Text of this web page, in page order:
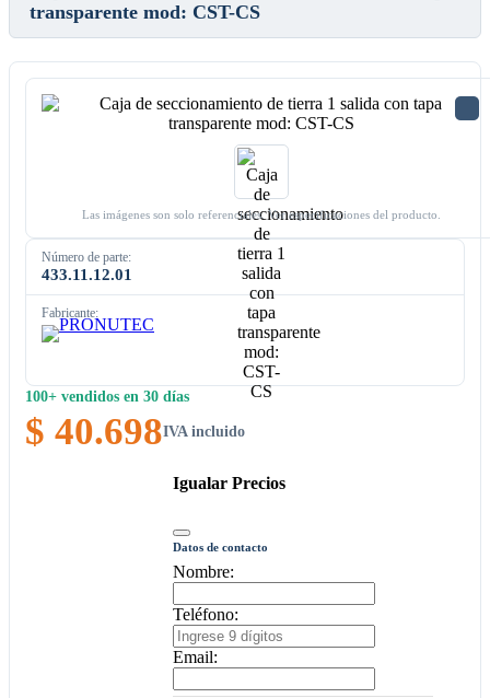
transparente mod: CST-CS
Las imágenes son solo referenciales. Ver especificaciones del producto.
Número de parte:
433.11.12.01
Fabricante:
100+ vendidos en 30 días
$ 40.698IVA incluido
Igualar Precios
Datos de contacto
Nombre:
Teléfono:
Email: